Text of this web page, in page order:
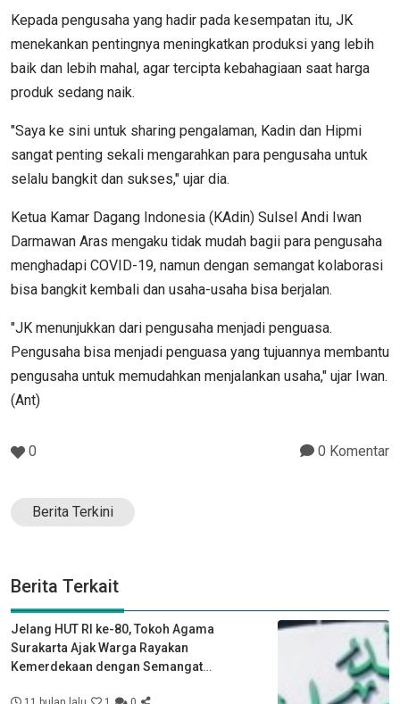
Kepada pengusaha yang hadir pada kesempatan itu, JK
menekankan pentingnya meningkatkan produksi yang lebih
baik dan lebih mahal, agar tercipta kebahagiaan saat harga
produk sedang naik.
"Saya ke sini untuk sharing pengalaman, Kadin dan Hipmi
sangat penting sekali mengarahkan para pengusaha untuk
selalu bangkit dan sukses," ujar dia.
Ketua Kamar Dagang Indonesia (KAdin) Sulsel Andi Iwan
Darmawan Aras mengaku tidak mudah bagii para pengusaha
menghadapi COVID-19, namun dengan semangat kolaborasi
bisa bangkit kembali dan usaha-usaha bisa berjalan.
"JK menunjukkan dari pengusaha menjadi penguasa.
Pengusaha bisa menjadi penguasa yang tujuannya membantu
pengusaha untuk memudahkan menjalankan usaha," ujar Iwan.
(Ant)
0 0 Komentar
Berita Terkini
Berita Terkait
Jelang HUT RI ke-80, Tokoh Agama
Surakarta Ajak Warga Rayakan
Kemerdekaan dengan Semangat